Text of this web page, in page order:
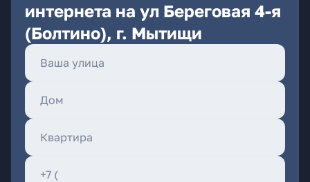
интернета на ул Береговая 4-я
(Болтино), г. Мытищи